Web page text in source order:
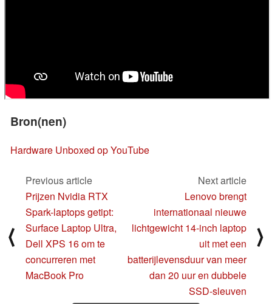
Bron(nen)
Hardware Unboxed op YouTube
⟨
Previous article
Prijzen Nvidia RTX
Spark-laptops getipt:
Surface Laptop Ultra,
Dell XPS 16 om te
concurreren met
MacBook Pro
Next article
Lenovo brengt
internationaal nieuwe
lichtgewicht 14-inch laptop
uit met een
batterijlevensduur van meer
dan 20 uur en dubbele
SSD-sleuven
⟩